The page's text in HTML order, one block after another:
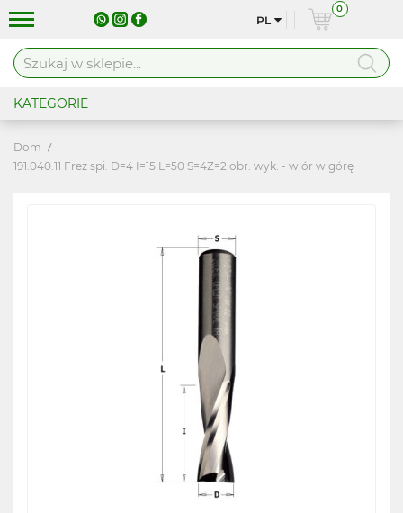
PL
0
KATEGORIE
Dom
191.040.11 Frez spi. D=4 I=15 L=50 S=4Z=2 obr. wyk. - wiór w górę